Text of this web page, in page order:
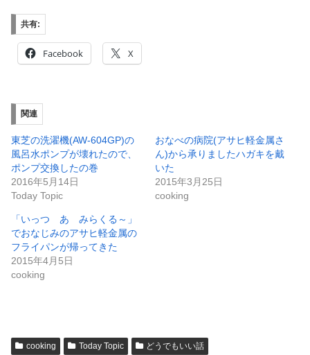
共有:
Facebook X
関連
東芝の洗濯機(AW-604GP)の
風呂水ポンプが壊れたので、
ポンプ交換したの巻
2016年5月14日
Today Topic
おなべの病院(アサヒ軽金属さ
ん)から承りましたハガキを戴
いた
2015年3月25日
cooking
「いっつ あ みらくる～」
でおなじみのアサヒ軽金属の
フライパンが帰ってきた
2015年4月5日
cooking
cooking Today Topic どうでもいい話